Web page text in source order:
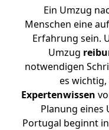
Ein Umzug
Menschen eine
Erfahrung sein.
Umzug
notwendigen
es
Expertenwissen
Planung eines
Portugal beginnt